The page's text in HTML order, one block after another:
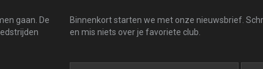
gaan. De
Binnenkort starten we met onze nieuwsbrief.
en mis niets over je favoriete club.